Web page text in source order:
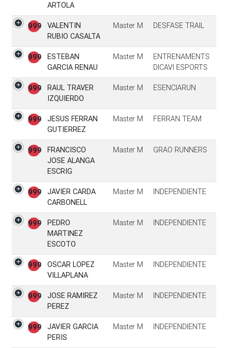
ARTOLA
999
VALENTIN
RUBIO CASALTA
Master M DESFASE TRAIL
999
ESTEBAN
GARCIA RENAU
Master M
ENTRENAMENTS
DICAVI ESPORTS
999
RAUL TRAVER
IZQUIERDO
Master M ESENCIARUN
999
JESUS FERRAN
GUTIERREZ
Master M FERRAN TEAM
999
FRANCISCO
JOSE ALANGA
ESCRIG
Master M GRAO RUNNERS
999
JAVIER CARDA
CARBONELL
Master M INDEPENDIENTE
999
PEDRO
MARTINEZ
ESCOTO
Master M INDEPENDIENTE
999
OSCAR LOPEZ
VILLAPLANA
Master M INDEPENDIENTE
999
JOSE RAMIREZ
PEREZ
Master M INDEPENDIENTE
999
JAVIER GARCIA
PERIS
Master M INDEPENDIENTE